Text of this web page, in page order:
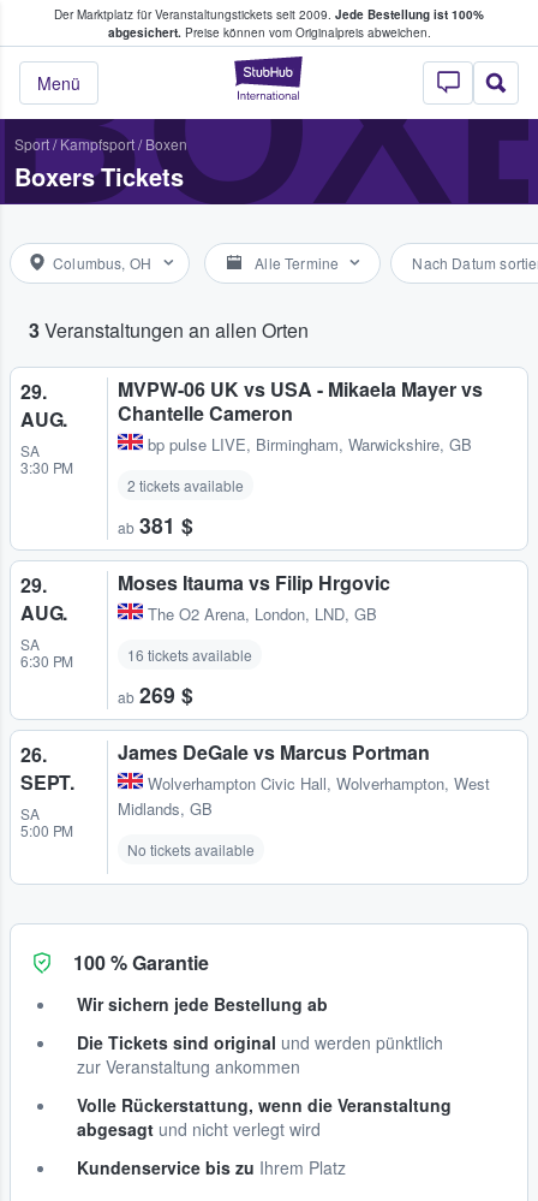
Der Marktplatz für Veranstaltungstickets seit 2009. Jede Bestellung ist 100%
abgesichert.Preise können vom Originalpreis abweichen.
StubHub - Wo
Menü
Tickets kaufen & verkaufen
Sport/Kampfsport/ Boxen
Boxers Tickets
Columbus, OH Alle Termine Nach Datum
3Veranstaltungen an allen Orten
29.
AUG.
SA
3:30 PM
MVPW-06 UK vs USA - Mikaela Mayer vs
Chantelle Cameron
bp pulse LIVE, Birmingham, Warwickshire, GB
2 tickets available
ab 381 $
29.
AUG.
SA
6:30 PM
Moses Itauma vs Filip Hrgovic
The O2 Arena, London, LND, GB
16 tickets available
ab 269 $
26.
SEPT.
SA
5:00 PM
James DeGale vs Marcus Portman
Wolverhampton Civic Hall, Wolverhampton, West
Midlands, GB
No tickets available
100 % Garantie
Wir sichern jede Bestellung ab
Die Tickets sind original und werden pünktlich
zur Veranstaltung ankommen
Volle Rückerstattung, wenn die Veranstaltung
abgesagt und nicht verlegt wird
Kundenservice bis zu Ihrem Platz